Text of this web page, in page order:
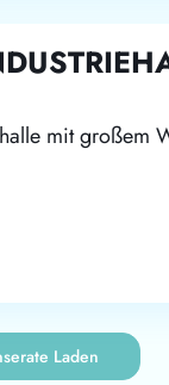
mit großem
Laden